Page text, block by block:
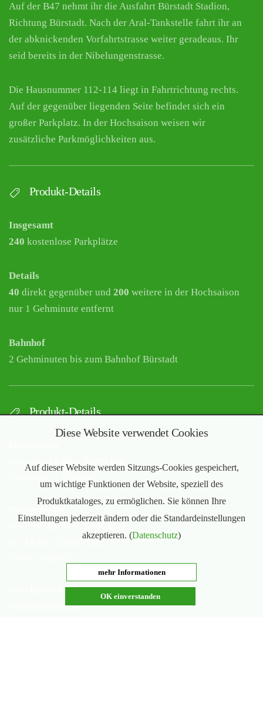
Auf der B47 nehmt ihr die Ausfahrt Bürstadt Stadion,
Richtung Bürstadt. Nach der Aral-Tankstelle fahrt ihr an
der abknickenden Vorfahrtstrasse weiter geradeaus. Ihr
seid bereits in der Nibelungenstrasse.
Die Hausnummer 112-114 liegt in Fahrtrichtung rechts.
Auf der gegenüber liegenden Seite befindet sich ein
großer Parkplatz. In der Hochsaison weisen wir
zusätzliche Parkmöglichkeiten aus.
Produkt-Details
Insgesamt
240 kostenlose Parkplätze
Details
40 direkt gegenüber und 200 weitere in der Hochsaison
nur 1 Gehminute entfernt
Bahnhof
2 Gehminuten bis zum Bahnhof Bürstadt
Produkt-Details
Mo – Sa: 10:00 – 20:00 Uhr
16:00 – 20:00 Uhr
10:00 – 20:00 Uhr
Nachsaisonpause:
Diese Website verwendet Cookies
Auf dieser Website werden Sitzungs-Cookies gespeichert,
um wichtige Funktionen der Website, speziell des
Produktkataloges, zu ermöglichen. Sie können Ihre
Einstellungen jederzeit ändern oder die Standardeinstellungen
akzeptieren. (Datenschutz)
mehr Informationen
OK einverstanden